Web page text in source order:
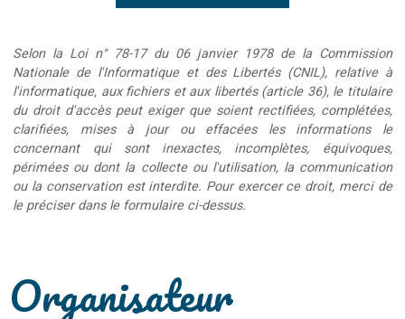
Selon la Loi n° 78-17 du 06 janvier 1978 de la Commission
Nationale de l'Informatique et des Libertés (CNIL), relative à
l'informatique, aux fichiers et aux libertés (article 36), le titulaire
du droit d'accès peut exiger que soient rectifiées, complétées,
clarifiées, mises à jour ou effacées les informations le
concernant qui sont inexactes, incomplètes, équivoques,
périmées ou dont la collecte ou l'utilisation, la communication
ou la conservation est interdite. Pour exercer ce droit, merci de
le préciser dans le formulaire ci-dessus.
Organisateur